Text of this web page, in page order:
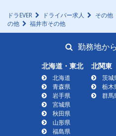
ドラEVER ドライバー求人 その他
の他
福井市その他
勤務地か
北海道・東北
北海道
青森県
岩手県
宮城県
秋田県
山形県
福島県
北関東
茨城
栃木
群馬